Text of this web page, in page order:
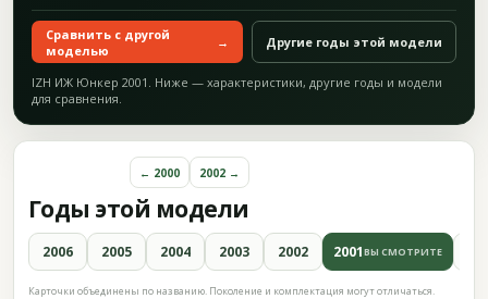
Сравнить с другой
моделью
→ Другие годы этой модели
IZH ИЖ Юнкер 2001. Ниже — характеристики, другие годы и модели
для сравнения.
Годы этой модели
← 2000 2002 →
2006 2005 2004 2003 2002 2001ВЫ СМОТРИТЕ
Карточки объединены по названию. Поколение и комплектация могут отличаться.